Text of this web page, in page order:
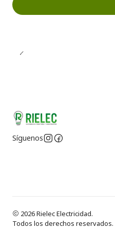
Síguenos
2026 Rielec Electricidad.
Todos los derechos reservados.